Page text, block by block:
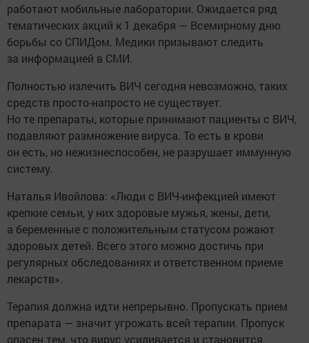
работают мобильные лаборатории. Ожидается ряд
тематических акций к 1 декабря — Всемирному дню
борьбы со СПИДом. Медики призывают следить
за информацией в СМИ.
Полностью излечить ВИЧ сегодня невозможно, таких
средств просто-напросто не существует.
Но те препараты, которые принимают пациенты с ВИЧ,
подавляют размножение вируса. То есть в крови
он есть, но нежизнеспособен, не разрушает иммунную
систему.
Наталья Ивойлова: «Люди с ВИЧ-инфекцией имеют
крепкие семьи, у них здоровые мужья, жены, дети,
а беременные с положительным статусом рожают
здоровых детей. Всего этого можно достичь при
регулярных обследованиях и ответственном приеме
лекарств».
Терапия должна идти непрерывно. Пропускать прием
препарата — значит угрожать всей терапии. Пропуск
опасен тем, что вирус усиливается и становится